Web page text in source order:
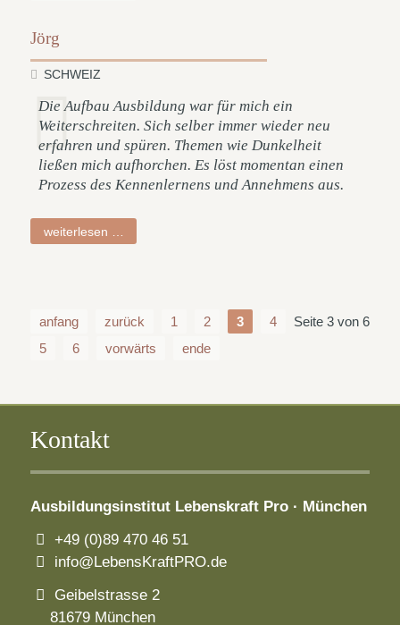
Jörg
SCHWEIZ
Die Aufbau Ausbildung war für mich ein
Weiterschreiten. Sich selber immer wieder neu
erfahren und spüren. Themen wie Dunkelheit
ließen mich aufhorchen. Es löst momentan einen
Prozess des Kennenlernens und Annehmens aus.
weiterlesen …
Seite 3 von 6
anfang zurück 1 2 3
4
5
6 vorwärts ende
Kontakt
Ausbildungsinstitut Lebenskraft Pro · München
+49 (0)89 470 46 51
info@LebensKraftPRO.de
Geibelstrasse 2
81679 München